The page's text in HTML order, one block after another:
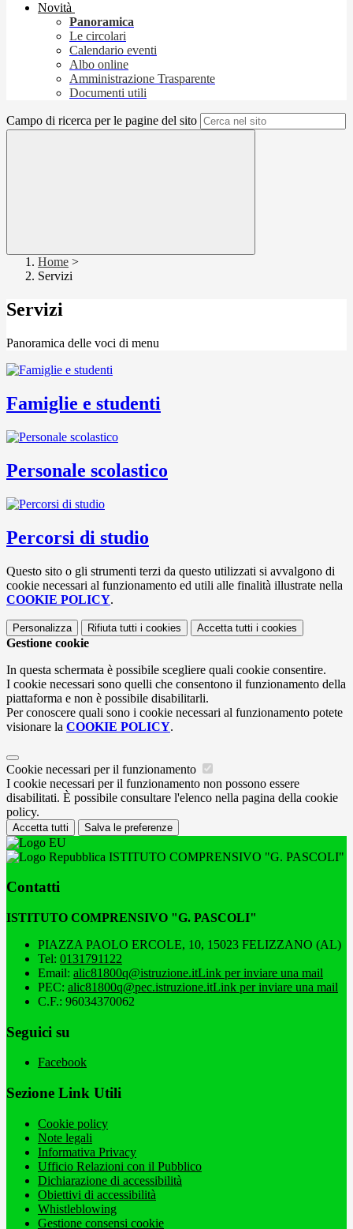
Novità
Panoramica
Le circolari
Calendario eventi
Albo online
Amministrazione Trasparente
Documenti utili
Campo di ricerca per le pagine del sito
Home >
Servizi
Servizi
Panoramica delle voci di menu
Famiglie e studenti
Personale scolastico
Percorsi di studio
Questo sito o gli strumenti terzi da questo utilizzati si avvalgono di
cookie necessari al funzionamento ed utili alle finalità illustrate nella
COOKIE POLICY.
Personalizza Rifiuta tutti i cookies Accetta tutti i cookies
Gestione cookie
In questa schermata è possibile scegliere quali cookie consentire.
I cookie necessari sono quelli che consentono il funzionamento della
piattaforma e non è possibile disabilitarli.
Per conoscere quali sono i cookie necessari al funzionamento potete
visionare la COOKIE POLICY.
Cookie necessari per il funzionamento
I cookie necessari per il funzionamento non possono essere
disabilitati. È possibile consultare l'elenco nella pagina della cookie
policy.
Accetta tutti Salva le preferenze
ISTITUTO COMPRENSIVO "G. PASCOLI"
Contatti
ISTITUTO COMPRENSIVO "G. PASCOLI"
PIAZZA PAOLO ERCOLE, 10, 15023 FELIZZANO (AL)
Tel: 0131791122
Email: alic81800q@istruzione.itLink per inviare una mail
PEC: alic81800q@pec.istruzione.itLink per inviare una mail
C.F.: 96034370062
Seguici su
Facebook
Sezione Link Utili
Cookie policy
Note legali
Informativa Privacy
Ufficio Relazioni con il Pubblico
Dichiarazione di accessibilità
Obiettivi di accessibilità
Whistleblowing
Gestione consensi cookie